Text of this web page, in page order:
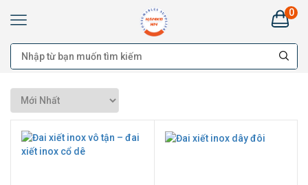
Kim
Khí
HANKO
HÀ
buôn
Đại
lý
Cung
cấp
0